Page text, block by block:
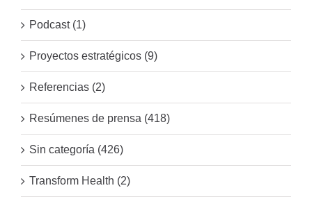
Podcast (1)
Proyectos estratégicos (9)
Referencias (2)
Resúmenes de prensa (418)
Sin categoría (426)
Transform Health (2)